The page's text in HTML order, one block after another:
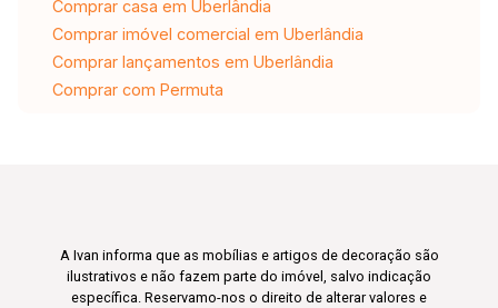
Comprar casa em Uberlândia
Comprar imóvel comercial em Uberlândia
Comprar lançamentos em Uberlândia
Comprar com Permuta
A Ivan informa que as mobílias e artigos de decoração são
ilustrativos e não fazem parte do imóvel, salvo indicação
específica. Reservamo-nos o direito de alterar valores e